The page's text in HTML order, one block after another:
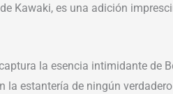
Kawaki, es una adición
la esencia intimidante de
la estantería de ningún